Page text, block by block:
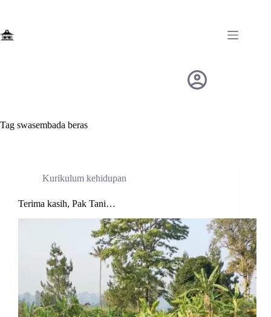
Tag swasembada beras
Kurikulum kehidupan
Terima kasih, Pak Tani…